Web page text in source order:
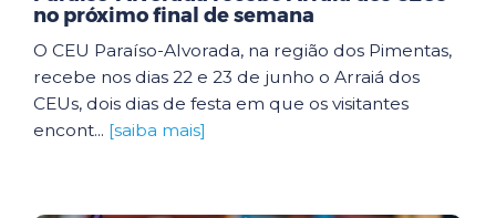
no próximo final de semana
O CEU Paraíso-Alvorada, na região dos Pimentas,
recebe nos dias 22 e 23 de junho o Arraiá dos
CEUs, dois dias de festa em que os visitantes
encont... [saiba mais]